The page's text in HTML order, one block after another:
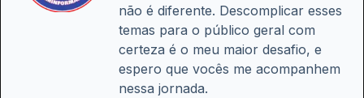
não é diferente. Descomplicar esses
temas para o público geral com
certeza é o meu maior desafio, e
espero que vocês me acompanhem
nessa jornada.